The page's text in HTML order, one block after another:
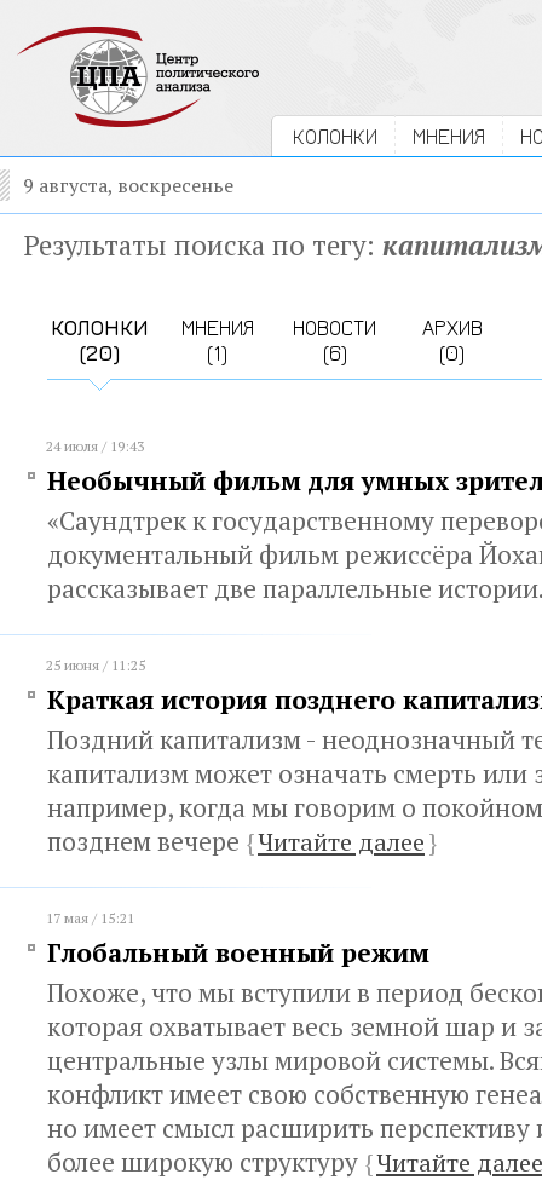
КОЛОНКИ МНЕНИЯ
9 августа, воскресенье
Результаты поиска по тегу:
КОЛОНКИ
(20)
МНЕНИЯ
(1)
НОВОСТИ
(6)
АРХИВ
(0)
24 июля / 19:43
Необычный фильм для умных
«Саундтрек к государственному
документальный фильм режиссёра
рассказывает две параллельные
25 июня / 11:25
Краткая история позднего
Поздний капитализм - неоднозначный
капитализм может означать смерть или
например, когда мы говорим о
позднем вечере {Читайте далее}
17 мая / 15:21
Глобальный военный режим
Похоже, что мы вступили в период
которая охватывает весь земной шар и
центральные узлы мировой системы.
конфликт имеет свою собственную
но имеет смысл расширить перспективу
более широкую структуру {Читайте далее